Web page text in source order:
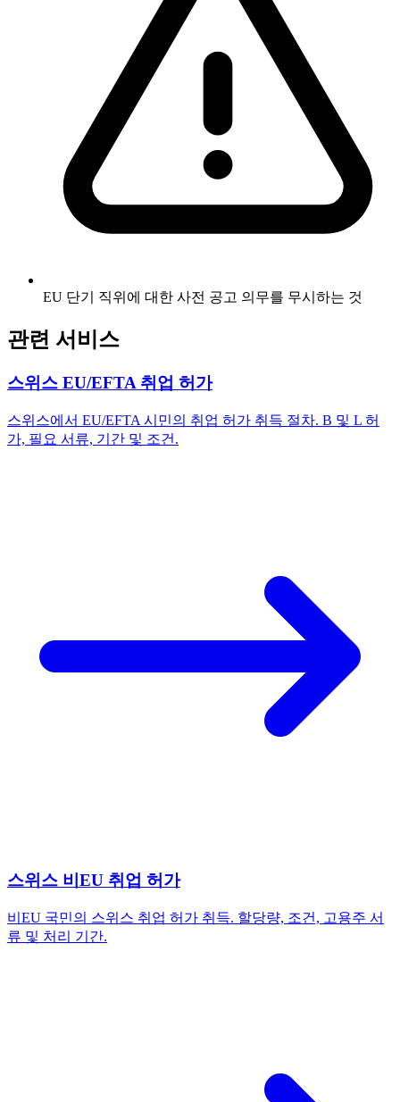
EU 단기 직위에 대한 사전 공고 의무를 무시하는 것
관련 서비스
스위스 EU/EFTA 취업 허가
스위스에서 EU/EFTA 시민의 취업 허가 취득 절차. B 및 L 허
가, 필요 서류, 기간 및 조건.
스위스 비EU 취업 허가
비EU 국민의 스위스 취업 허가 취득. 할당량, 조건, 고용주 서
류 및 처리 기간.